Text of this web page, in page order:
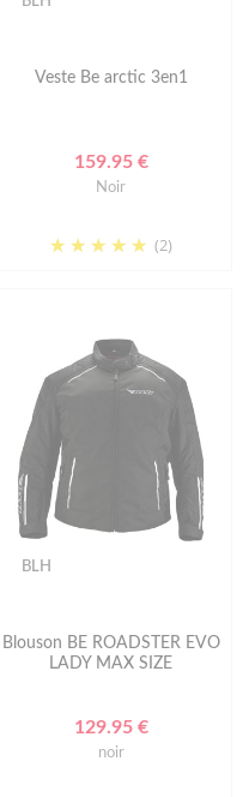
Veste Be arctic 3en1
159.95 €
Noir
(2)
BLH
Blouson BE ROADSTER EVO
LADY MAX SIZE
129.95 €
noir